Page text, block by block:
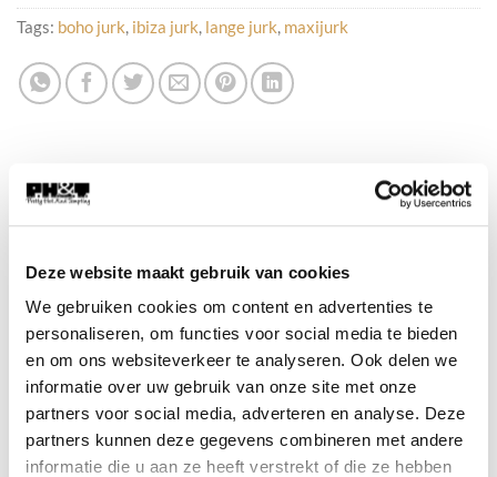
Deze website maakt gebruik van cookies
We gebruiken cookies om content en advertenties te
personaliseren, om functies voor social media te bieden
en om ons websiteverkeer te analyseren. Ook delen we
informatie over uw gebruik van onze site met onze
partners voor social media, adverteren en analyse. Deze
partners kunnen deze gegevens combineren met andere
informatie die u aan ze heeft verstrekt of die ze hebben
Tags: boho jurk, ibiza jurk, lange jurk, maxijurk
BESCHRIJVING
Maxijurk “Stella”
Deze heerlijke maxijurk is zo’n jurk die je direct
aantrekt op een zonnige dag. De luchtige
mousseline stof van katoen draagt ​​comfortabel
en valt prachtig soepel langs het lichaam. Het
effen ontwerp geeft de jurk een rustige, tijdloze